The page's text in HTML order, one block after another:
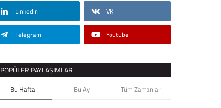
Linkedin VK
Telegram Youtube
POPÜLER PAYLAŞIMLAR
Bu Hafta Bu Ay Tüm Zamanlar